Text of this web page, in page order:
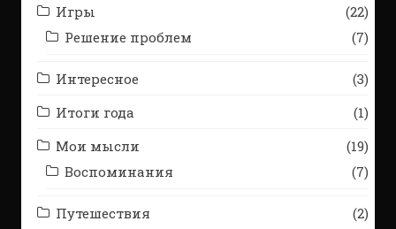
Игры
(22)
Решение проблем
(7)
Интересное
(3)
Итоги года
(1)
Мои мысли
(19)
Воспоминания
(7)
Путешествия
(2)